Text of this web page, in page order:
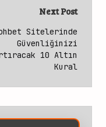
Next Post
Sitelerinde
Güvenliğinizi
10 Altın
Kural